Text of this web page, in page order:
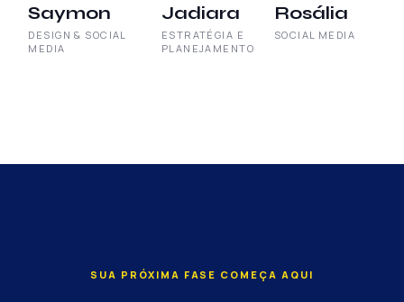
Saymon
DESIGN & SOCIAL
MEDIA
Jadiara
ESTRATÉGIA E
PLANEJAMENTO
Rosália
SOCIAL MEDIA
SUA PRÓXIMA FASE COMEÇA AQUI